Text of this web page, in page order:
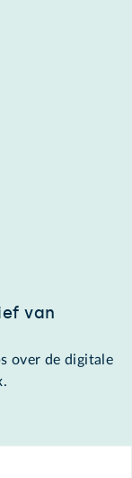
van
over de digitale